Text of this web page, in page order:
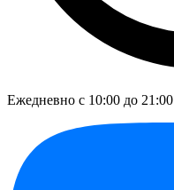
Ежедневно с 10:00 до 21:00